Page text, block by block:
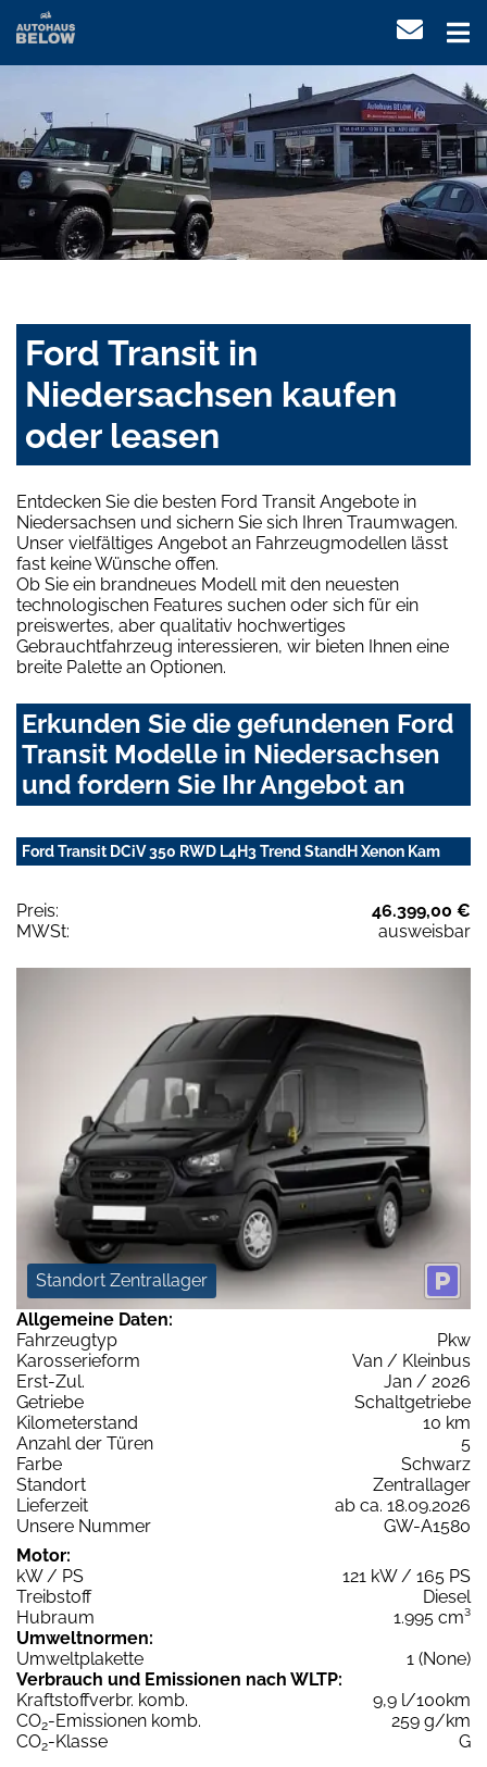
Ford Transit in
Niedersachsen kaufen
oder leasen
Entdecken Sie die besten Ford Transit Angebote in
Niedersachsen und sichern Sie sich Ihren Traumwagen.
Unser vielfältiges Angebot an Fahrzeugmodellen lässt
fast keine Wünsche offen.
Ob Sie ein brandneues Modell mit den neuesten
technologischen Features suchen oder sich für ein
preiswertes, aber qualitativ hochwertiges
Gebrauchtfahrzeug interessieren, wir bieten Ihnen eine
breite Palette an Optionen.
Erkunden Sie die gefundenen Ford
Transit Modelle in Niedersachsen
und fordern Sie Ihr Angebot an
Ford Transit DCiV 350 RWD L4H3 Trend StandH Xenon Kam
Preis:
46.399,00 €
MWSt:
ausweisbar
Standort Zentrallager
Allgemeine Daten:
Fahrzeugtyp
Pkw
Karosserieform
Van / Kleinbus
Erst-Zul.
Jan / 2026
Getriebe
Schaltgetriebe
Kilometerstand
10 km
Anzahl der Türen
5
Farbe
Schwarz
Standort
Zentrallager
Lieferzeit
ab ca. 18.09.2026
Unsere Nummer
GW-A1580
Motor:
kW / PS
121 kW / 165 PS
Treibstoff
Diesel
Hubraum
1.995 cm³
Umweltnormen:
Umweltplakette
1 (None)
Verbrauch und Emissionen nach WLTP:
Kraftstoffverbr. komb.
9,9 l/100km
CO2-Emissionen komb.
259 g/km
CO2-Klasse
G